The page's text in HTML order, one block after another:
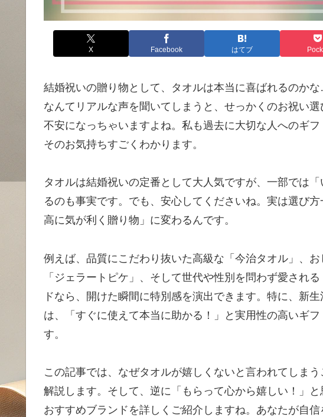
X Facebook はてブ
結婚祝いの贈り物として、タオルは本当に喜ばれるのか
なんてリアルな声を聞いてしまうと、せっかくのお祝い
不安になっちゃいますよね。私も過去に大切な人へのギ
そのお気持ちすごくわかります。
タオルは結婚祝いの定番として大人気ですが、一部では
るのも事実です。でも、安心してくださいね。実は選び
高に気が利く贈り物」に変わるんです。
例えば、品質にこだわり抜いた高級な「今治タオル」、
「ジェラートピケ」、そして世代や性別を問わず愛され
ドなら、開けた瞬間に特別感を演出できます。特に、新
は、「すぐに使えて本当に助かる！」と実用性の高いギ
す。
この記事では、なぜタオルが嬉しくないと言われてしま
解説します。そして、逆に「もらって心から嬉しい！」
おすすめブランドを詳しくご紹介しますね。あなたが自